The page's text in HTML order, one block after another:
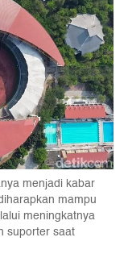
menjadi kabar
mampu
meningkatnya
suporter saat